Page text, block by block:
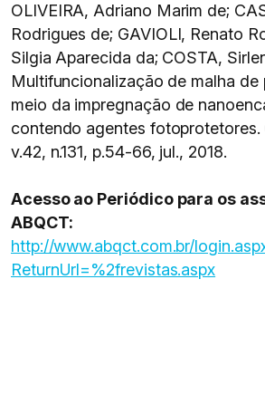
OLIVEIRA, Adriano Marim de;
Rodrigues de; GAVIOLI, Renato
Silgia Aparecida da; COSTA,
Multifuncionalização de malha de
meio da impregnação de
contendo agentes fotoprotetores.
v.42, n.131, p.54-66, jul., 2018.
Acesso ao Periódico para os
ABQCT:
http://www.abqct.com.br/
ReturnUrl=%2frevistas.aspx